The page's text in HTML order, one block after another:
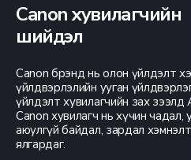
Canon хувилагчийн
шийдэл
Canon брэнд нь олон үйлдэлт
үйлдвэрлэлийн ууган
үйлдэлт хувилагчийн зах
Canon хувилагч нь хүчин чадал,
аюулгүй байдал, зардал
ялгардаг.